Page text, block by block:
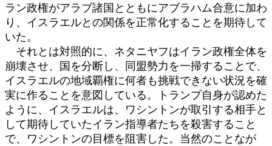
ラン政権がアラブ諸国とともにアブラハム合意に加わ
り、イスラエルとの関係を正常化することを期待して
いた。
それとは対照的に、ネタニヤフはイラン政権全体を
崩壊させ、国を分断し、同盟勢力を一掃することで、
イスラエルの地域覇権に何者も挑戦できない状況を確
実に作ることを意図している。トランプ自身が認めた
ように、イスラエルは、ワシントンが取引する相手と
して期待していたイラン指導者たちを殺害すること
で、ワシントンの目標を阻害した。当然のことなが